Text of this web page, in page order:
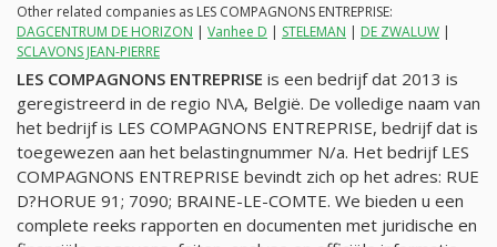
Other related companies as LES COMPAGNONS ENTREPRISE:
DAGCENTRUM DE HORIZON | Vanhee D | STELEMAN | DE ZWALUW |
SCLAVONS JEAN-PIERRE
LES COMPAGNONS ENTREPRISE is een bedrijf dat 2013 is
geregistreerd in de regio N\A, België. De volledige naam van
het bedrijf is LES COMPAGNONS ENTREPRISE, bedrijf dat is
toegewezen aan het belastingnummer N/a. Het bedrijf LES
COMPAGNONS ENTREPRISE bevindt zich op het adres: RUE
D?HORUE 91; 7090; BRAINE-LE-COMTE. We bieden u een
complete reeks rapporten en documenten met juridische en